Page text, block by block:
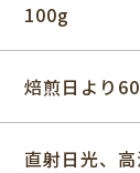
100g
焙煎日より
直射日光、